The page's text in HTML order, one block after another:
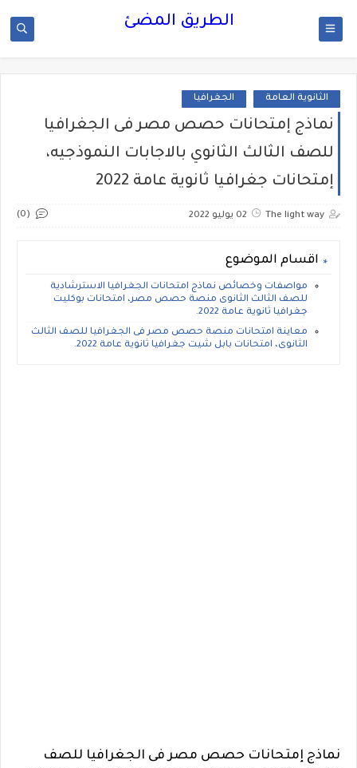
الطريق المضئ
الثانوية العامة الجغرافيا
نماذج إمتحانات حصص مصر فى الجغرافيا
للصف الثالث الثانوي بالاجابات النموذجيه،
إمتحانات جغرافيا ثانوية عامة 2022
The light way 02 يوليو 2022 (0)
اقسام الموضوع
مواصفات وخصائص نماذج امتحانات الجغرافيا الاسترشادية
للصف الثالث الثانوى منصة حصص مصر، امتحانات بوكليت
جغرافيا ثانوية عامة 2022.
معاينة امتحانات منصة حصص مصر فى الجغرافيا للصف الثالث
الثانوى، امتحانات بابل شيت جغرافيا ثانوية عامة 2022.
نماذج إمتحانات حصص مصر فى الجغرافيا للصف